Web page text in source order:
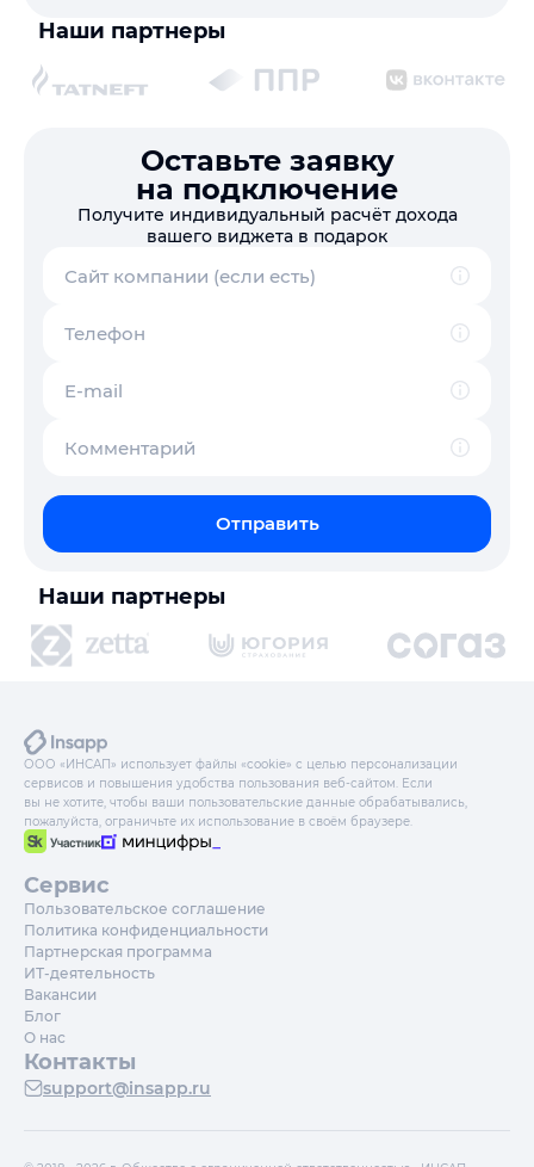
Наши партнеры
Оставьте заявку
на подключение
Получите индивидуальный расчёт дохода
вашего виджета в подарок
Сайт компании (если есть)
Телефон
E-mail
Комментарий
Отправить
Наши партнеры
ООО «ИНСАП» использует файлы «cookie» с целью персонализации
сервисов и повышения удобства пользования веб-сайтом. Если
вы не хотите, чтобы ваши пользовательские данные обрабатывались,
пожалуйста, ограничьте их использование в своём браузере.
Сервис
Пользовательское соглашение
Политика конфиденциальности
Партнерская программа
ИТ-деятельность
Вакансии
Блог
О нас
Контакты
support@insapp.ru